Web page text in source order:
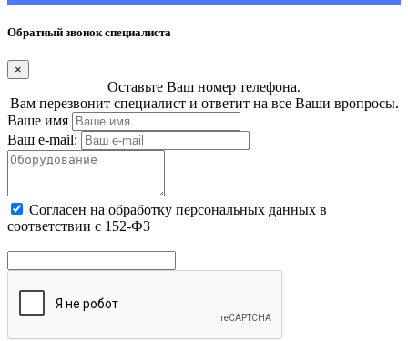
Обратный звонок специалиста
×
Оставьте Ваш номер телефона.
Вам перезвонит специалист и ответит на все Ваши вропросы.
Ваше имя
Ваш e-mail:
Cогласен на обработку персональных данных в
соответствии с 152-ФЗ